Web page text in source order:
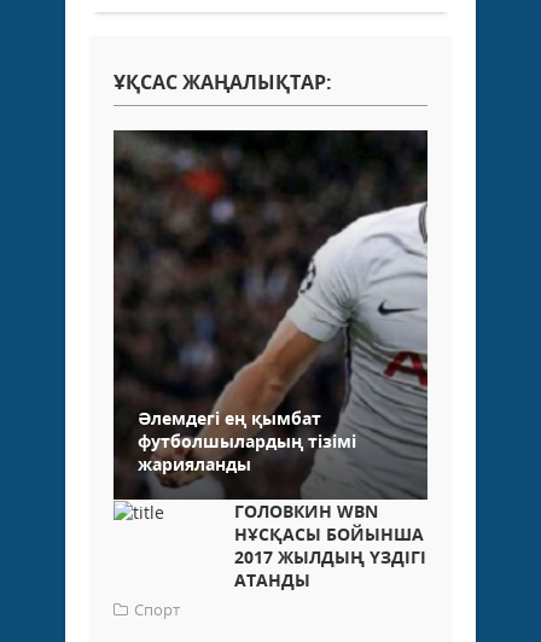
ҰҚСАС ЖАҢАЛЫҚТАР:
Әлемдегі ең қымбат
футболшылардың тізімі
жарияланды
ГОЛОВКИН WBN
НҰСҚАСЫ БОЙЫНША
2017 ЖЫЛДЫҢ ҮЗДІГІ
АТАНДЫ
Спорт